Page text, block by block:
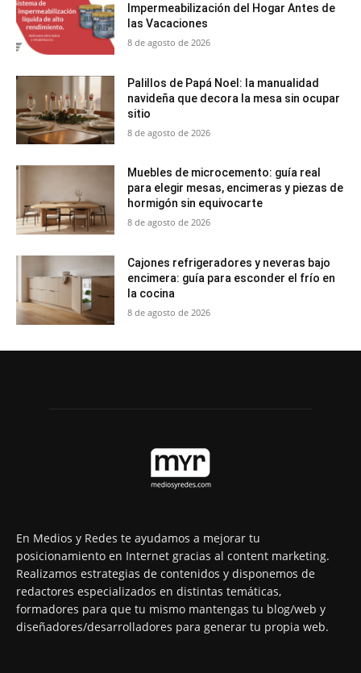
Impermeabilización del Hogar Antes de
las Vacaciones
8 de agosto de 2026
Palillos de Papá Noel: la manualidad
navideña que decora la mesa sin ocupar
sitio
8 de agosto de 2026
Muebles de microcemento: guía real
para elegir mesas, encimeras y piezas de
hormigón sin equivocarte
8 de agosto de 2026
Cajones refrigeradores y neveras bajo
encimera: guía para esconder el frío en
la cocina
8 de agosto de 2026
En Medios y Redes te ayudamos a mejorar tu
posicionamiento en Internet gracias al content marketing.
Realizamos estrategias de contenidos y disponemos de
redactores especializados en distintas temáticas,
formadores para que tu mismo mantengas tu blog/web y
diseñadores/desarrolladores para generar tu propia web.